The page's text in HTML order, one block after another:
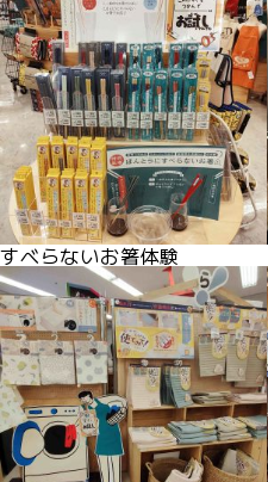
すべらないお箸体験